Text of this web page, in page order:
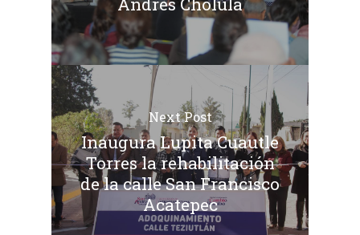
Next Post
Inaugura Lupita Cuautle
Torres la rehabilitación
de la calle San Francisco
Acatepec